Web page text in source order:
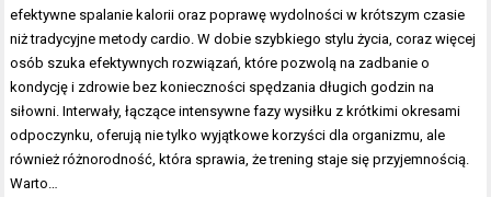
efektywne spalanie kalorii oraz poprawę wydolności w krótszym czasie
niż tradycyjne metody cardio. W dobie szybkiego stylu życia, coraz więcej
osób szuka efektywnych rozwiązań, które pozwolą na zadbanie o
kondycję i zdrowie bez konieczności spędzania długich godzin na
siłowni. Interwały, łączące intensywne fazy wysiłku z krótkimi okresami
odpoczynku, oferują nie tylko wyjątkowe korzyści dla organizmu, ale
również różnorodność, która sprawia, że trening staje się przyjemnością.
Warto…